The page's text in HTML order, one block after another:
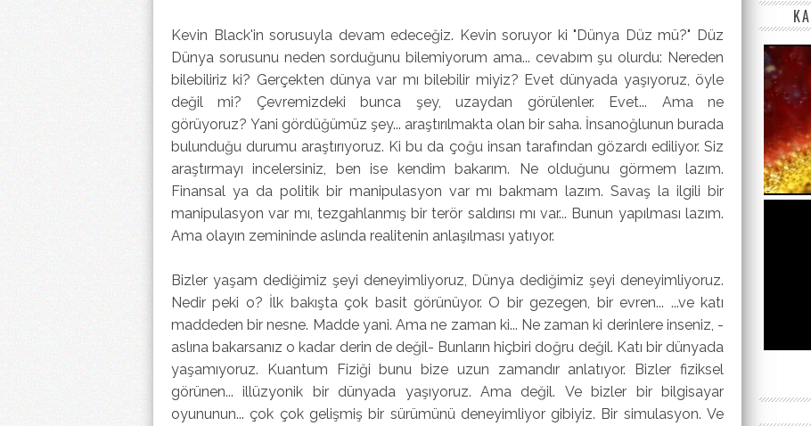
Kevin Black'in sorusuyla devam edeceğiz. Kevin soruyor ki "Dünya Düz mü?" Düz
Dünya sorusunu neden sorduğunu bilemiyorum ama... cevabım şu olurdu: Nereden
bilebiliriz ki? Gerçekten dünya var mı bilebilir miyiz? Evet dünyada yaşıyoruz, öyle
değil mi? Çevremizdeki bunca şey, uzaydan görülenler. Evet... Ama ne
görüyoruz? Yani gördüğümüz şey... araştırılmakta olan bir saha. İnsanoğlunun burada
bulunduğu durumu araştırıyoruz. Ki bu da çoğu insan tarafından gözardı ediliyor. Siz
araştırmayı incelersiniz, ben ise kendim bakarım. Ne olduğunu görmem lazım.
Finansal ya da politik bir manipulasyon var mı bakmam lazım.Savaş la ilgili bir
manipulasyon var mı, tezgahlanmış bir terör saldırısı mı var... Bunun yapılması lazım.
Ama olayın zemininde aslında realitenin anlaşılması yatıyor.
Bizler yaşam dediğimiz şeyi deneyimliyoruz, Dünya dediğimiz şeyi deneyimliyoruz.
Nedir peki o? İlk bakışta çok basit görünüyor. O bir gezegen, bir evren... ...ve katı
maddeden bir nesne. Madde yani.Ama ne zaman ki... Ne zaman ki derinlere inseniz, -
aslına bakarsanız o kadar derin de değil- Bunların hiçbiri doğru değil. Katı bir dünyada
yaşamıyoruz. Kuantum Fiziği bunu bize uzun zamandır anlatıyor. Bizler fiziksel
görünen...illüzyonik bir dünyada yaşıyoruz. Ama değil. Ve bizler bir bilgisayar
oyununun... çok çok gelişmiş bir sürümünü deneyimliyor gibiyiz. Bir simulasyon.Ve